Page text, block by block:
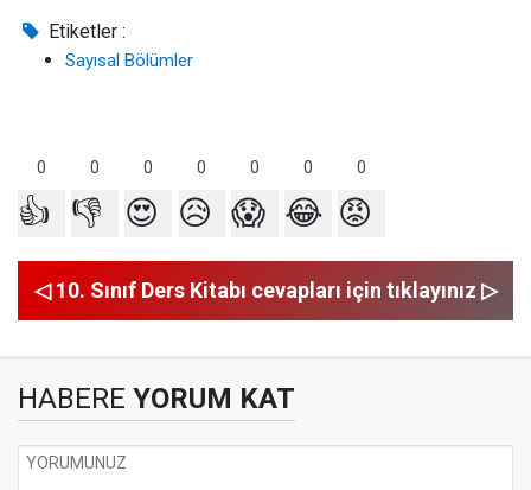
Etiketler :
Sayısal Bölümler
0 0 0 0 0 0 0
👍 👎 😍 😥 😱 😂 😡
◁ 10. Sınıf Ders Kitabı cevapları için tıklayınız ▷
HABERE YORUM KAT